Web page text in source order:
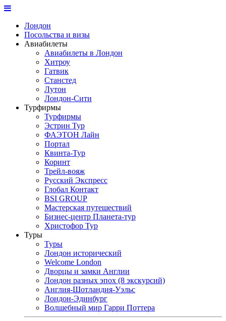
Лондон
Посольства и визы
Авиабилеты
Авиабилеты в Лондон
Хитроу
Гатвик
Станстед
Лутон
Лондон-Сити
Турфирмы
Турфирмы
Эстрин Тур
ФАЭТОН Лайн
Портал
Квинта-Тур
Коринт
Трейл-вояж
Русский Экспресс
Глобал Контакт
BSI GROUP
Мастерская путешествий
Бизнес-центр Планета-тур
Христофор Тур
Туры
Туры
Лондон исторический
Welcome London
Дворцы и замки Англии
Лондон разных эпох (8 экскурсий)
Англия-Шотландия-Уэльс
Лондон-Эдинбург
Волшебный мир Гарри Поттера